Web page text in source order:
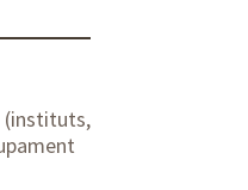
(instituts,